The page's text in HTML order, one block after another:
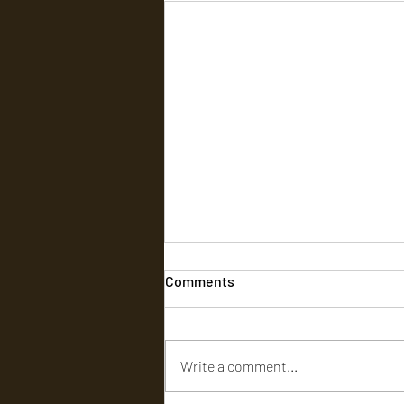
‘டிசி’ (DC) - விமர்சனம்
Comments
Write a comment...